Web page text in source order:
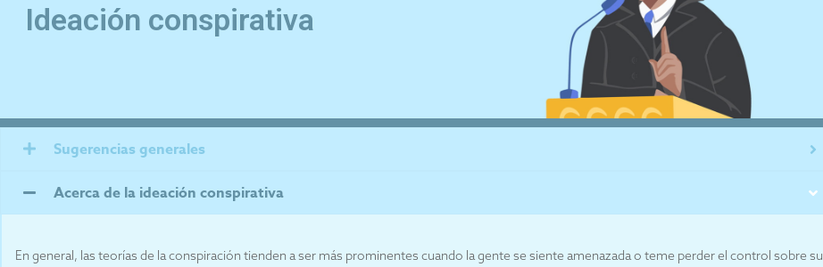
Ideación conspirativa
Sugerencias generales
Acerca de la ideación conspirativa
En general, las teorías de la conspiración tienden a ser más prominentes cuando la gente se siente amenazada o teme perder el control sobre su